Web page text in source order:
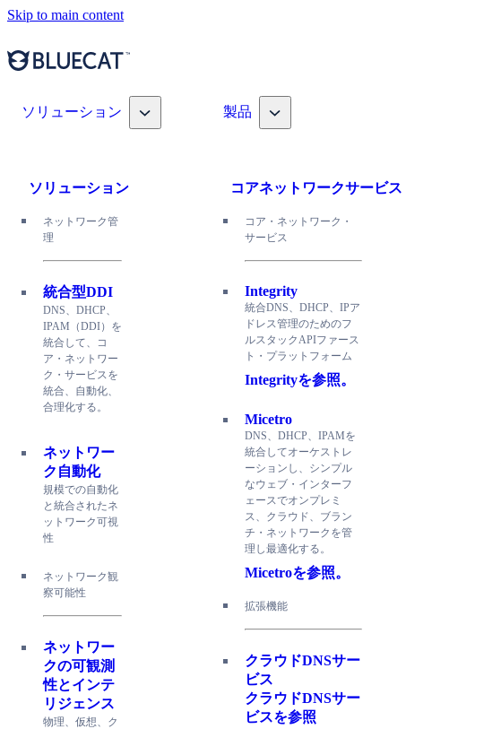
Skip to main content
ソリューション Toggle nav dropdown
ソリューション
ネットワーク管
理
統合型DDI
DNS、DHCP、
IPAM（DDI）を
統合して、コ
ア・ネットワー
ク・サービスを
統合、自動化、
合理化する。
ネットワー
ク自動化
規模での自動化
と統合されたネ
ットワーク可視
性
ネットワーク観
察可能性
ネットワー
クの可観測
性とインテ
リジェンス
物理、仮想、ク
製品 Toggle nav dropdown
コアネットワークサービス
コア・ネットワーク・
サービス
Integrity
統合DNS、DHCP、IPア
ドレス管理のためのフ
ルスタックAPIファース
ト・プラットフォーム
Integrityを参照。
Micetro
DNS、DHCP、IPAMを
統合してオーケストレ
ーションし、シンプル
なウェブ・インターフ
ェースでオンプレミ
ス、クラウド、ブラン
チ・ネットワークを管
理し最適化する。
Micetroを参照。
拡張機能
クラウドDNSサー
ビス
クラウドDNSサー
ビスを参照